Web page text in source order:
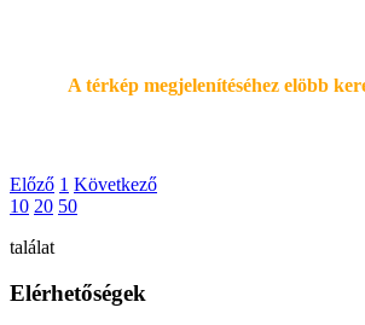
A térkép megjelenítéséhez elöbb
Előző 1 Következő
10 20 50
találat
Elérhetőségek